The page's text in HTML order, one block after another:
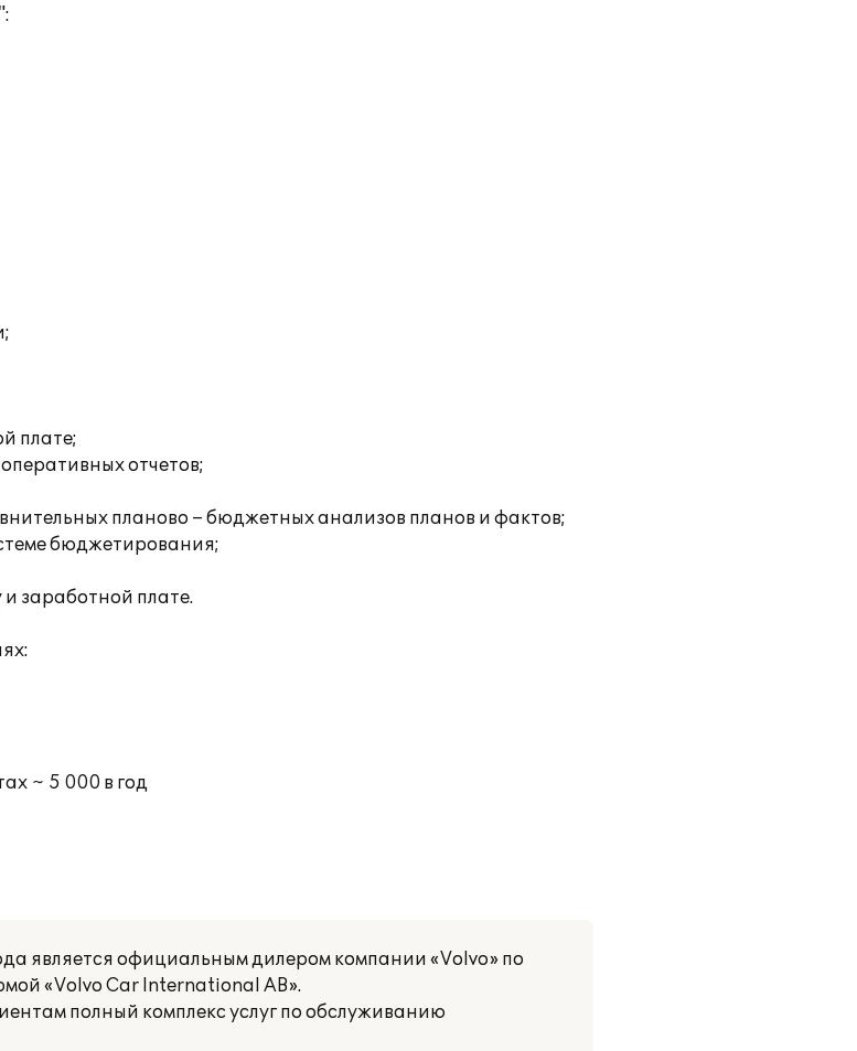
плате;
отчетов;
планово – бюджетных анализов планов и фактов;
бюджетирования;
заработной плате.
~ 5 000 в год
является официальным дилером компании «Volvo» по
«Volvo Car International AB».
полный комплекс услуг по обслуживанию